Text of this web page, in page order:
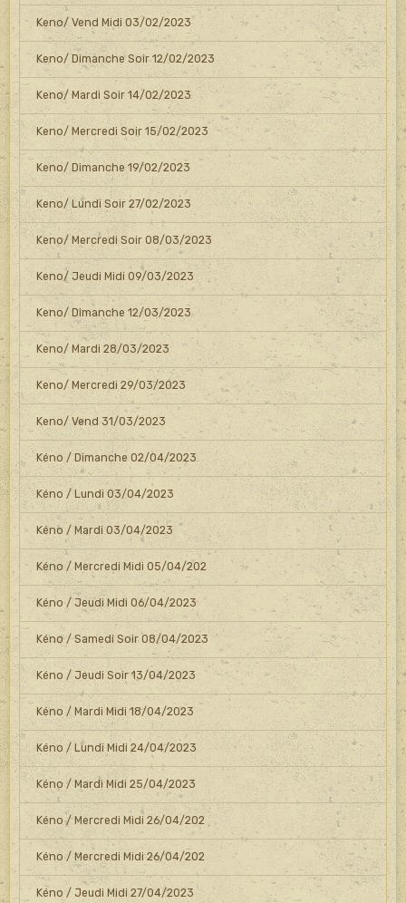
Keno/ Vend Midi 03/02/2023
Keno/ Dimanche Soir 12/02/2023
Keno/ Mardi Soir 14/02/2023
Keno/ Mercredi Soir 15/02/2023
Keno/ Dimanche 19/02/2023
Keno/ Lundi Soir 27/02/2023
Keno/ Mercredi Soir 08/03/2023
Keno/ Jeudi Midi 09/03/2023
Keno/ Dimanche 12/03/2023
Keno/ Mardi 28/03/2023
Keno/ Mercredi 29/03/2023
Keno/ Vend 31/03/2023
Kéno / Dimanche 02/04/2023
Kéno / Lundi 03/04/2023
Kéno / Mardi 03/04/2023
Kéno / Mercredi Midi 05/04/202
Kéno / Jeudi Midi 06/04/2023
Kéno / Samedi Soir 08/04/2023
Kéno / Jeudi Soir 13/04/2023
Kéno / Mardi Midi 18/04/2023
Kéno / Lundi Midi 24/04/2023
Kéno / Mardi Midi 25/04/2023
Kéno / Mercredi Midi 26/04/202
Kéno / Mercredi Midi 26/04/202
Kéno / Jeudi Midi 27/04/2023